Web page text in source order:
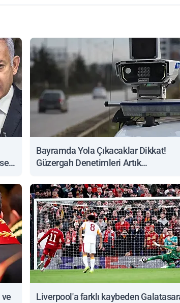
Bayramda Yola Çıkacaklar Dikkat!
Güzergah Denetimleri Artık
Liverpool'a farklı kaybeden